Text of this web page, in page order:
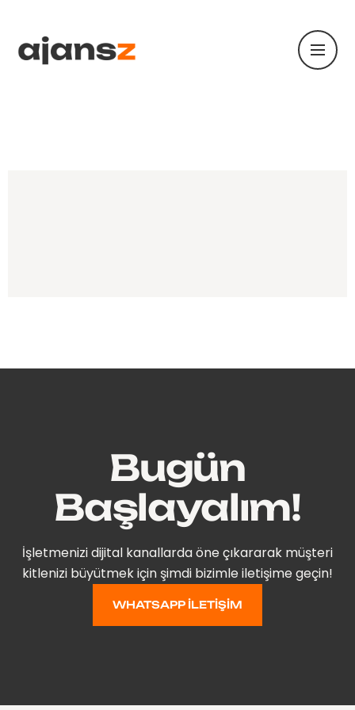
Bugün
Başlayalım!
İşletmenizi dijital kanallarda öne çıkararak müşteri
kitlenizi büyütmek için şimdi bizimle iletişime geçin!
WHATSAPP İLETIŞIM